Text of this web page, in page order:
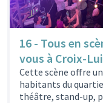
16 - Tous en
vous à Croix-
Cette scène offre
habitants du
théâtre, stand-up,